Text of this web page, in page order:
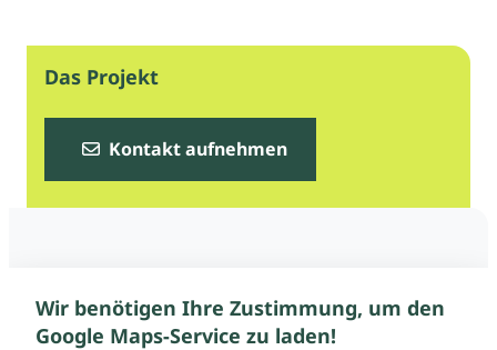
Das Projekt
Kontakt aufnehmen
Wir benötigen Ihre Zustimmung, um den
Google Maps-Service zu laden!